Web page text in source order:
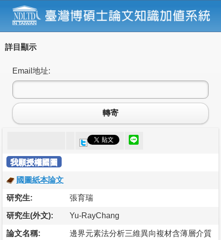
詳目顯示
Email地址:
轉寄
我願授權國圖
國圖紙本論文
研究生: 張育瑞
研究生(外文): Yu-RayChang
論文名稱:
邊界元素法分析三維異向複材含薄層介質